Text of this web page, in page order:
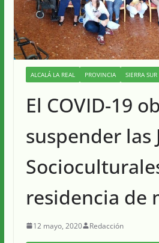
ALCALÁ LA REAL PROVINCIA SIERRA SUR
El COVID-19
suspender las
residencia de
12 mayo, 2020 Redacción